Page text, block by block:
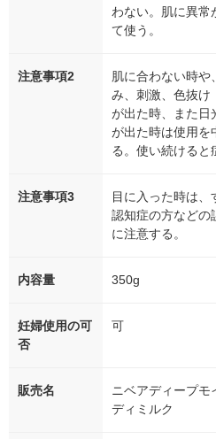
わない。肌に異常
て使う。
注意事項2
肌に合わない時や
み、刺激、色抜け
が出た時、また日
が出た時は使用を
る。使い続けると
注意事項3
目に入った時は
認知症の方などの
に注意する。
内容量 350g
妊婦使用の可
否
可
販売名
ニベアディープモ
ディミルク